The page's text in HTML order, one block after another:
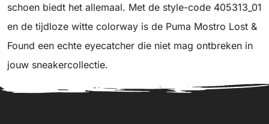
schoen biedt het allemaal. Met de style-code 405313_01
en de tijdloze witte colorway is de Puma Mostro Lost &
Found een echte eyecatcher die niet mag ontbreken in
jouw sneakercollectie.